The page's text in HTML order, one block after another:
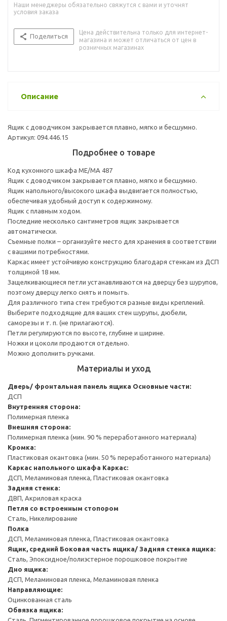
Наши менеджеры обязательно свяжутся с вами и уточнят
условия заказа
Поделиться
Цена действительна только для интернет-
магазина и может отличаться от цен в
розничных магазинах
Описание
Ящик с доводчиком закрывается плавно, мягко и бесшумно.
Артикул: 094.446.15
Подробнее о товаре
Код кухонного шкафа ME/MA 487
Ящик с доводчиком закрывается плавно, мягко и бесшумно.
Ящик напольного/высокого шкафа выдвигается полностью,
обеспечивая удобный доступ к содержимому.
Ящик с плавным ходом.
Последние несколько сантиметров ящик закрывается
автоматически.
Съемные полки – организуйте место для хранения в соответствии
с вашими потребностями.
Каркас имеет устойчивую конструкцию благодаря стенкам из ДСП
толщиной 18 мм.
Защелкивающиеся петли устанавливаются на дверцу без шурупов,
поэтому дверцу легко снять и помыть.
Для различного типа стен требуются разные виды креплений.
Выберите подходящие для ваших стен шурупы, дюбели,
саморезы и т. п. (не прилагаются).
Петли регулируются по высоте, глубине и ширине.
Ножки и цоколи продаются отдельно.
Можно дополнить ручками.
Материалы и уход
Дверь/ фронтальная панель ящика Основные части:
ДСП
Внутренняя сторона:
Полимерная пленка
Внешняя сторона:
Полимерная пленка (мин. 90 % переработанного материала)
Кромка:
Пластиковая окантовка (мин. 50 % переработанного материала)
Каркас напольного шкафа Каркас:
ДСП, Меламиновая пленка, Пластиковая окантовка
Задняя стенка:
ДВП, Акриловая краска
Петля со встроенным стопором
Сталь, Никелирование
Полка
ДСП, Меламиновая пленка, Пластиковая окантовка
Ящик, средний Боковая часть ящика/ Задняя стенка ящика:
Сталь, Эпоксидное/полиэстерное порошковое покрытие
Дно ящика:
ДСП, Меламиновая пленка, Меламиновая пленка
Направляющие:
Оцинкованная сталь
Обвязка ящика: